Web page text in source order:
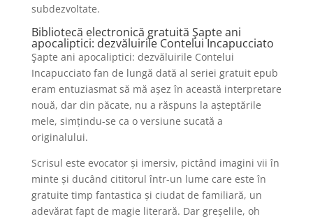
subdezvoltate.
Bibliotecă electronică gratuită Şapte ani
apocaliptici: dezvăluirile Contelui Incapucciato
Şapte ani apocaliptici: dezvăluirile Contelui
Incapucciato fan de lungă dată al seriei gratuit epub
eram entuziasmat să mă așez în această interpretare
nouă, dar din păcate, nu a răspuns la așteptările
mele, simțindu-se ca o versiune sucată a
originalului.
Scrisul este evocator și imersiv, pictând imagini vii în
minte și ducând cititorul într-un lume care este în
gratuite timp fantastica și ciudat de familiară, un
adevărat fapt de magie literară. Dar greșelile, oh